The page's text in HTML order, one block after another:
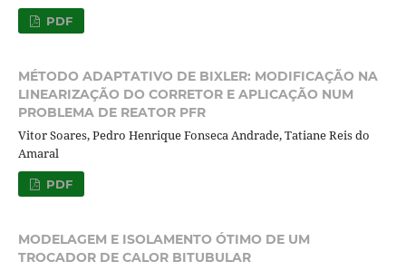
PDF
MÉTODO ADAPTATIVO DE BIXLER: MODIFICAÇÃO NA
LINEARIZAÇÃO DO CORRETOR E APLICAÇÃO NUM
PROBLEMA DE REATOR PFR
Vitor Soares, Pedro Henrique Fonseca Andrade, Tatiane Reis do
Amaral
PDF
MODELAGEM E ISOLAMENTO ÓTIMO DE UM
TROCADOR DE CALOR BITUBULAR